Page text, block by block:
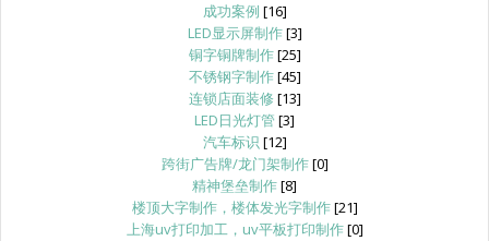
成功案例 [16]
LED显示屏制作[3]
铜字铜牌制作[25]
不锈钢字制作[45]
连锁店面装修 [13]
LED日光灯管[3]
汽车标识 [12]
跨街广告牌/龙门架制作[0]
精神堡垒制作[8]
楼顶大字制作，楼体发光字制作[21]
上海uv打印加工，uv平板打印制作[0]